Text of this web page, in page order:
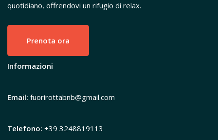
quotidiano, offrendovi un rifugio di relax.
Prenota ora
Informazioni
Email: fuorirottabnb@gmail.com
Telefono: +39 3248819113